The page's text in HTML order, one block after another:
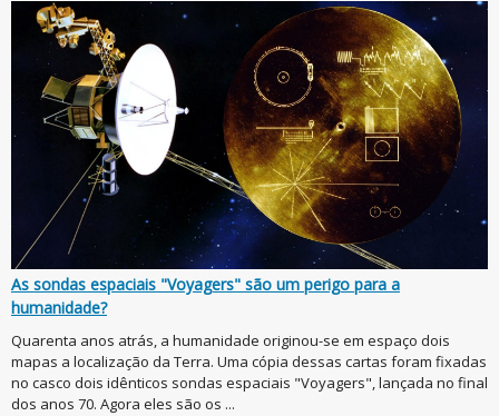
As sondas espaciais "Voyagers" são um perigo para a
humanidade?
Quarenta anos atrás, a humanidade originou-se em espaço dois
mapas a localização da Terra. Uma cópia dessas cartas foram fixadas
no casco dois idênticos sondas espaciais "Voyagers", lançada no final
dos anos 70. Agora eles são os ...